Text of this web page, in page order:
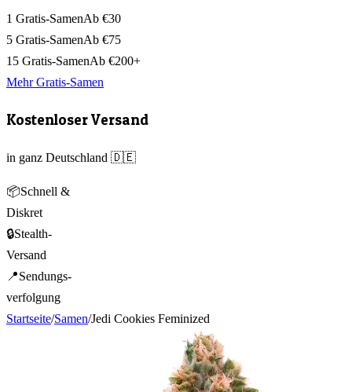
1 Gratis-SamenAb €30
5 Gratis-SamenAb €75
15 Gratis-SamenAb €200+
Mehr Gratis-Samen
Kostenloser Versand
in ganz Deutschland 🇩🇪
📦Schnell &
Diskret
🔒Stealth-
Versand
📍Sendungs-
verfolgung
Startseite/Samen/Jedi Cookies Feminized